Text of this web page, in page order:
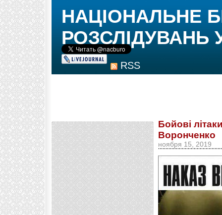
RSS
НАЦІОНАЛЬНЕ
РОЗСЛІДУВАНЬ
Бойові
Воронченко
ноября 15, 2019